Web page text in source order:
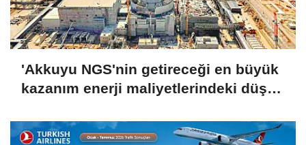
'Akkuyu NGS'nin getireceği en büyük
kazanım enerji maliyetlerindeki düşüş